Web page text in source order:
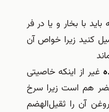
با بخار و یا در فر
كنید زیرا خواص آن
غیر از اینكه خاصیتی
مضر هم است زیرا سرخ
آن را ثقیل‌الهضم